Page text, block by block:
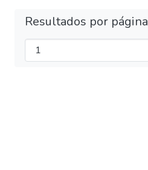
Resultados por página